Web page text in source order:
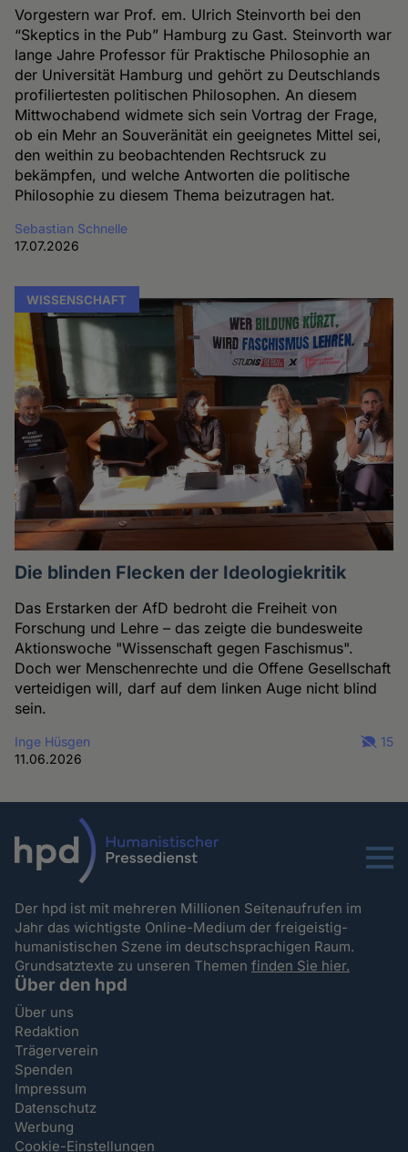
Vorgestern war Prof. em. Ulrich Steinvorth bei den
“Skeptics in the Pub” Hamburg zu Gast. Steinvorth war
lange Jahre Professor für Praktische Philosophie an
der Universität Hamburg und gehört zu Deutschlands
profiliertesten politischen Philosophen. An diesem
Mittwochabend widmete sich sein Vortrag der Frage,
ob ein Mehr an Souveränität ein geeignetes Mittel sei,
den weithin zu beobachtenden Rechtsruck zu
bekämpfen, und welche Antworten die politische
Philosophie zu diesem Thema beizutragen hat.
Sebastian Schnelle
17.07.2026
WISSENSCHAFT
Die blinden Flecken der Ideologiekritik
Das Erstarken der AfD bedroht die Freiheit von
Forschung und Lehre – das zeigte die bundesweite
Aktionswoche "Wissenschaft gegen Faschismus".
Doch wer Menschenrechte und die Offene Gesellschaft
verteidigen will, darf auf dem linken Auge nicht blind
sein.
Inge Hüsgen
11.06.2026
15
Menu
Der hpd ist mit mehreren Millionen Seitenaufrufen im
Jahr das wichtigste Online-Medium der freigeistig-
humanistischen Szene im deutschsprachigen Raum.
Grundsatztexte zu unseren Themenfinden Sie hier.
Über den hpd
Über uns
Redaktion
Trägerverein
Spenden
Impressum
Datenschutz
Werbung
Cookie-Einstellungen